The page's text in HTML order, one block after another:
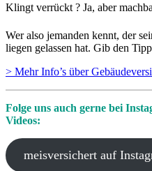
Klingt verrückt ? Ja, aber
Wer also jemanden kennt, der
liegen gelassen hat. Gib den
> Mehr Info’s über
Folge uns auch gerne bei
Videos:
meisversichert auf